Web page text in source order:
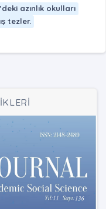
azınlık okulları
tezler.